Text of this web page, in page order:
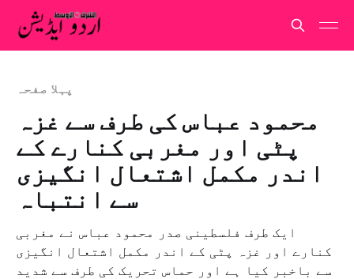
پہلا صفحہ
محمود عباس کی طرف سے غزہ
پٹی اور مغربی کنارے کے
اندر مکمل اشتعال انگیزی
سے انتباہ
ایک طرف فلسطینی صدر محمود عباس نے مغربی
کنارے اور غزہ پٹی کے اندر مکمل اشتعال انگیزی
سے باخبر کیا ہے اور حماس تحریک کی طرف سے شدید